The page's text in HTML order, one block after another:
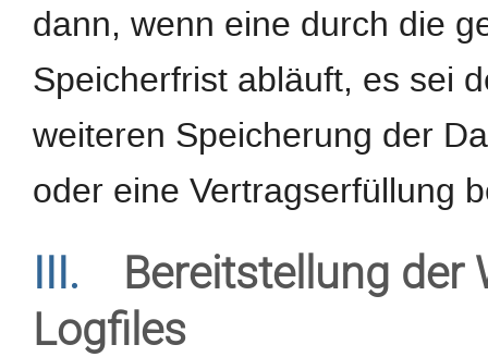
dann, wenn eine durch die
Speicherfrist abläuft, es sei
weiteren Speicherung der
oder eine Vertragserfüllung
III.
Bereitstellung der
Logfiles